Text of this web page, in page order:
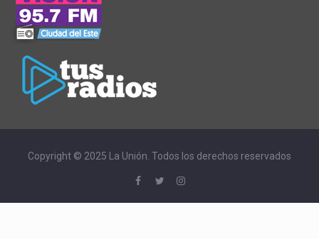
Copyright © 2025 La Unión. Todos los derechos reservados